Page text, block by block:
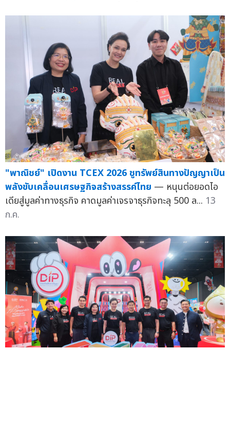
พาณิชย์" ผนึกกำลังทุกภาคส่วน ยกระดับการปราบปราม
การละเมิดฯ ทั้งในท้องตลาดและตลาดออนไลน์ พร้อมปลุก
พลังคนรุ่นใหม่ "ไม่ซื้อ ไม่ใช้ ไม่สนับสนุนการละเมิด
ทรัพย์สินทางปัญญา"
— นางศุภจี สุ...13 ก.ค.
"พาณิชย์" เปิดงาน TCEX 2026 ชูทรัพย์สินทางปัญญาเป็น
พลังขับเคลื่อนเศรษฐกิจสร้างสรรค์ไทย— หนุนต่อยอดไอ
เดียสู่มูลค่าทางธุรกิจ คาดมูลค่าเจรจาธุรกิจทะลุ 500 ล...13
ก.ค.